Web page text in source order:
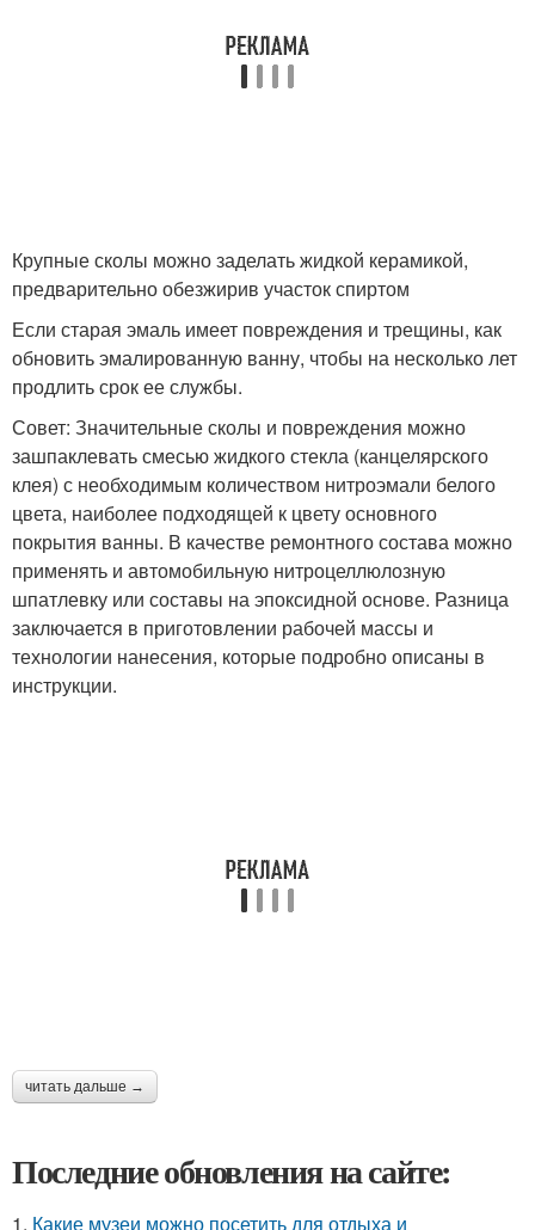
Крупные сколы можно заделать жидкой керамикой,
предварительно обезжирив участок спиртом
Если старая эмаль имеет повреждения и трещины, как
обновить эмалированную ванну, чтобы на несколько лет
продлить срок ее службы.
Совет: Значительные сколы и повреждения можно
зашпаклевать смесью жидкого стекла (канцелярского
клея) с необходимым количеством нитроэмали белого
цвета, наиболее подходящей к цвету основного
покрытия ванны. В качестве ремонтного состава можно
применять и автомобильную нитроцеллюлозную
шпатлевку или составы на эпоксидной основе. Разница
заключается в приготовлении рабочей массы и
технологии нанесения, которые подробно описаны в
инструкции.
читать дальше →
Последние обновления на сайте:
1. Какие музеи можно посетить для отдыха и